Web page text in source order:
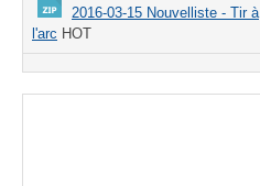
2016-03-15 Nouvelliste - Tir à
l'arc HOT